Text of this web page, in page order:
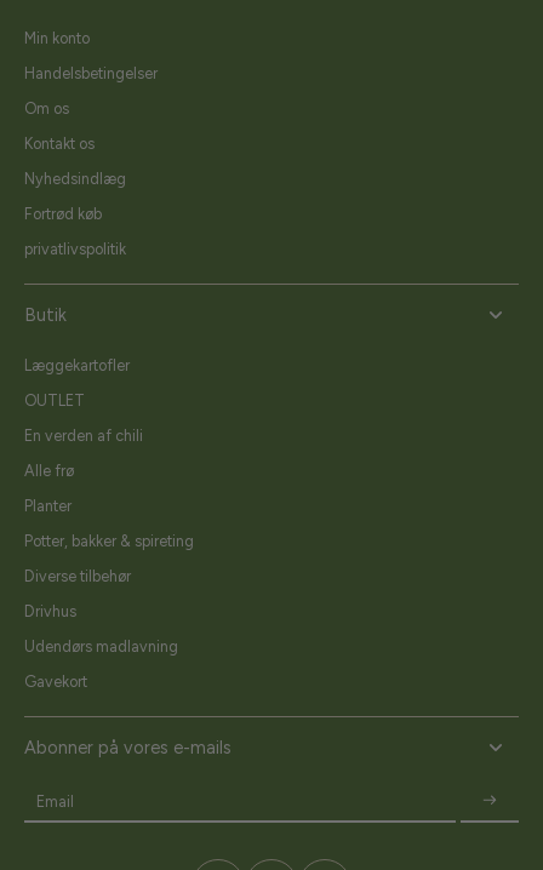
Min konto
Handelsbetingelser
Om os
Kontakt os
Nyhedsindlæg
Fortrød køb
privatlivspolitik
Butik
Læggekartofler
OUTLET
En verden af chili
Alle frø
Planter
Potter, bakker & spireting
Diverse tilbehør
Drivhus
Udendørs madlavning
Gavekort
Abonner på vores e-mails
Email